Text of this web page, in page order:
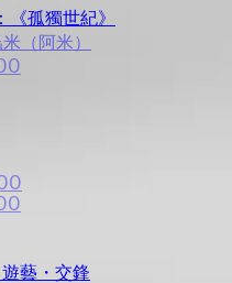
孤獨世紀》
（阿米）
藝・交鋒